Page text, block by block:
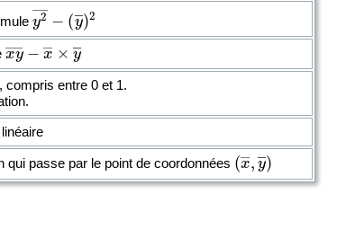
y2 −
(y― 2
xy―−x―×y―
compris entre 0 et 1.
qui passe par le point de coordonnées
(x―,y―)